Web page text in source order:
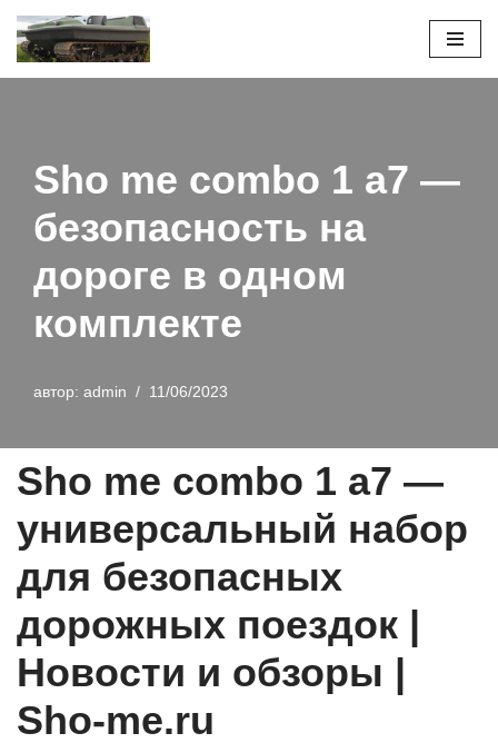
Перейти
Sho me combo 1 а7 —
безопасность на
дороге в одном
комплекте
автор: admin 11/06/2023
Sho me combo 1 а7 —
универсальный набор
для безопасных
дорожных поездок |
Новости и обзоры |
Sho-me.ru